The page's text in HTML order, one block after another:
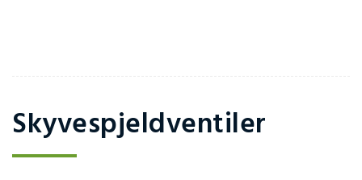
Skyvespjeldventiler